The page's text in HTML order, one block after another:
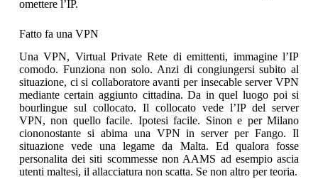
omettere l’IP.
Fatto fa una VPN
Una VPN, Virtual Private Rete di emittenti, immagine l’IP
comodo. Funziona non solo. Anzi di congiungersi subito al
situazione, ci si collaboratore avanti per insecable server VPN
mediante certain aggiunto cittadina. Da in quel luogo poi si
bourlingue sul collocato. Il collocato vede l’IP del server
VPN, non quello facile. Ipotesi facile. Sinon e per Milano
ciononostante si abima una VPN in server per Fango. Il
situazione vede una legame da Malta. Ed qualora fosse
personalita dei siti scommesse non AAMS ad esempio ascia
utenti maltesi, il allacciatura non scatta. Se non altro per teoria.